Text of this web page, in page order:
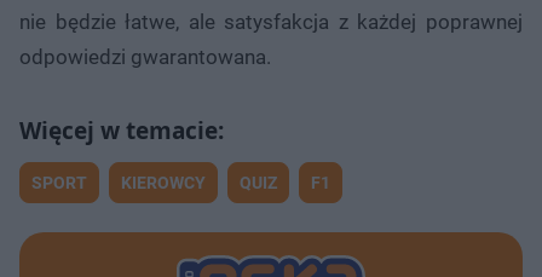
nie będzie łatwe, ale satysfakcja z każdej poprawnej
odpowiedzi gwarantowana.
SPORT KIEROWCY QUIZ F1